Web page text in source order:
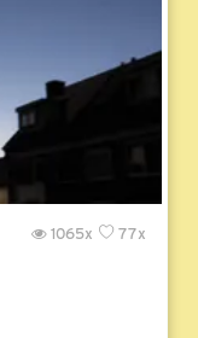
77x
1065x